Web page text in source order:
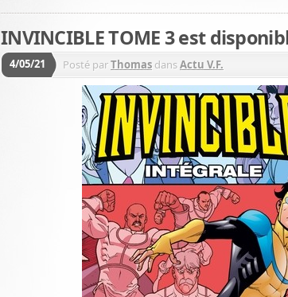
INVINCIBLE TOME 3 est
4/05/21 Posté parThomas dansActu V.F.